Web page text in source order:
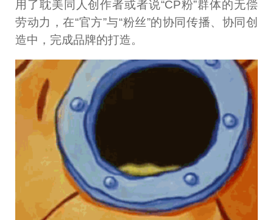
用了耽美同人创作者或者说“CP粉”群体的无偿
劳动力，在“官方”与“粉丝”的协同传播、协同创
造中，完成品牌的打造。